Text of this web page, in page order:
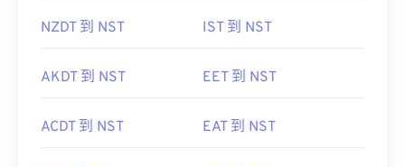
NZDT 到 NST IST 到 NST
AKDT 到 NST EET 到 NST
ACDT 到 NST EAT 到 NST